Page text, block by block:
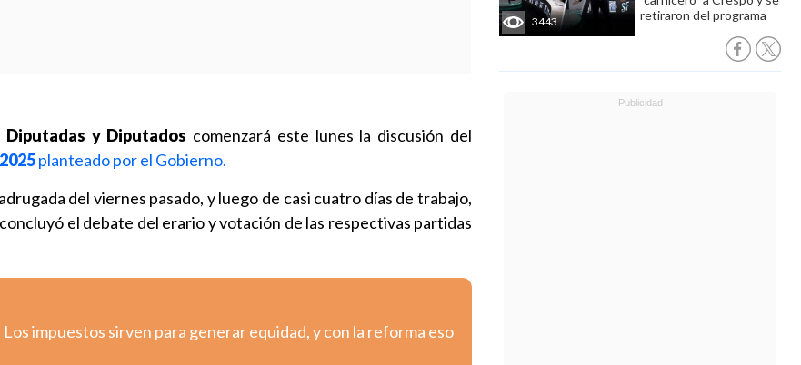
3443
retiraron del programa
Diputadas y Diputados comenzará este lunes la discusión del
planteado por el Gobierno.
del viernes pasado, y luego de casi cuatro días de trabajo,
el debate del erario y votación de las respectivas partidas
impuestos sirven para generar equidad, y con la reforma eso